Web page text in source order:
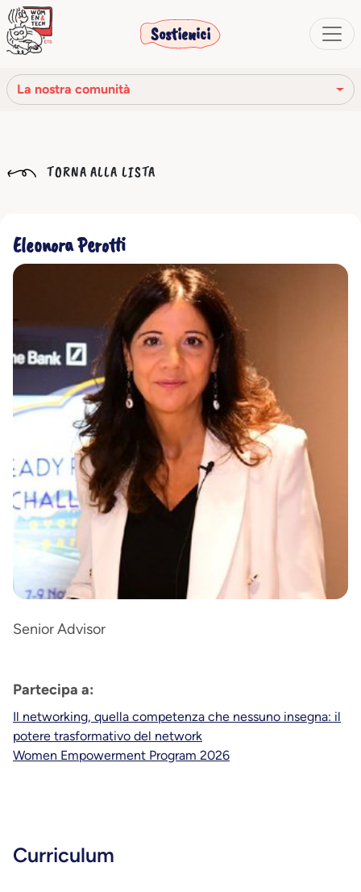
Sostienici
La nostra comunità
La nostra storia
Il nostro network
La nostra comunità
TORNA ALLA LISTA
Eleonora Perotti
Senior Advisor
Partecipa a:
Il networking, quella competenza che nessuno insegna: il
potere trasformativo del network
Women Empowerment Program 2026
Curriculum